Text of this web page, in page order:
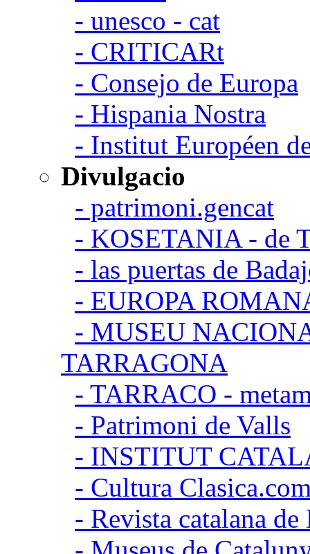
- unesco - cat
- CRITICARt
- Consejo de Europa
- Hispania Nostra
- Institut Européen
Divulgacio
- patrimoni.gencat
- KOSETANIA - de
- las puertas de
- EUROPA
- MUSEU
TARRAGONA
- TARRACO -
- Patrimoni de Valls
- INSTITUT
- Cultura
- Revista catalana